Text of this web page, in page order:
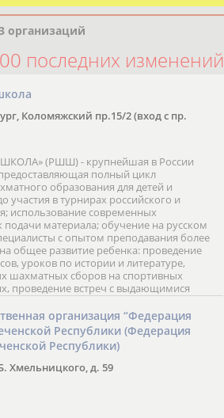
организаций
последних изменений
Коломяжский пр.15/2 (вход с пр.
(РШШ) - крупнейшая в России
полный цикл
образования для детей и
участия в турнирах российского и
использование современных
материала; обучение на русском
с опытом преподавания более
общее развитие ребенка: проведение
уроков по истории и литературе,
шахматных сборов на спортивных
проведение встреч с выдающимися
обучение; онлайн обучение в
занятий, круглые столы
тренеров, организация фестивалей;
и турниров.
организация “Федерация
Республики (Федерация
Республики)
Хмельницкого, д. 59